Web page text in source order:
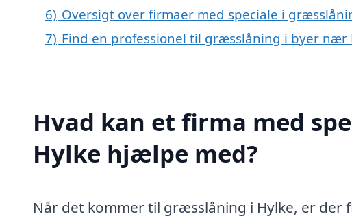
6) Oversigt over firmaer med speciale i
7) Find en professionel til græsslåning i byer nær
Hvad kan et firma med
Hylke hjælpe med?
Når det kommer til græsslåning i Hylke, er der